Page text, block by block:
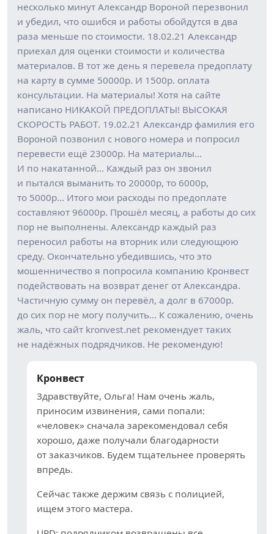
несколько минут Александр Вороной перезвонил
и убедил, что ошибся и работы обойдутся в два
раза меньше по стоимости. 18.02.21 Александр
приехал для оценки стоимости и количества
материалов. В тот же день я перевела предоплату
на карту в сумме 50000р. И 1500р. оплата
консультации. На материалы! Хотя на сайте
написано НИКАКОЙ ПРЕДОПЛАТЫ! ВЫСОКАЯ
СКОРОСТЬ РАБОТ. 19.02.21 Александр фамилия его
Вороной позвонил с нового номера и попросил
перевести ещё 23000р. На материалы…
И по накатанной… Каждый раз он звонил
и пытался выманить то 20000р, то 6000р,
то 5000р… Итого мои расходы по предоплате
составляют 96000р. Прошёл месяц, а работы до сих
пор не выполнены. Александр каждый раз
переносил работы на вторник или следующюю
среду. Окончательно убедившись, что это
мошенничество я попросила компанию Кронвест
подействовать на возврат денег от Александра.
Частичную сумму он перевёл, а долг в 67000р.
до сих пор не могу получить… К сожалению, очень
жаль, что сайт kronvest.net рекомендует таких
не надёжных подрядчиков. Не рекомендую!
Кронвест
Здравствуйте, Ольга! Нам очень жаль,
приносим извинения, сами попали:
«человек» сначала зарекомендовал себя
хорошо, даже получали благодарности
от заказчиков. Будем тщательнее проверять
впредь.
Сейчас также держим связь с полицией,
ищем этого мастера.